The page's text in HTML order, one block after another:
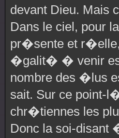
devant Dieu. Mais
Dans le ciel, pour
pr�sente et r�elle,
�galit� � venir est
nombre des �lus
sait. Sur ce point-
chr�tiennes les
Donc la soi-